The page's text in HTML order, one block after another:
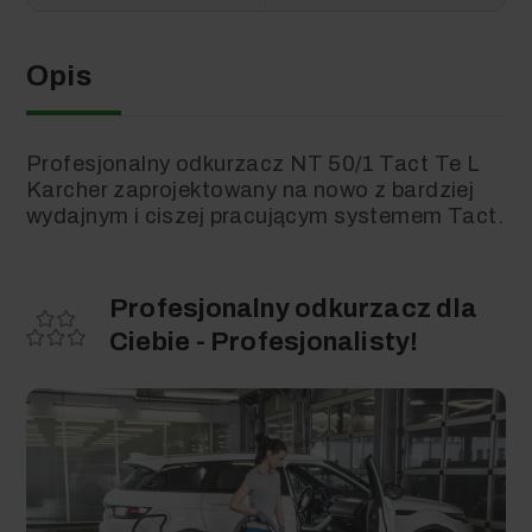
Opis
Profesjonalny odkurzacz NT 50/1 Tact Te L
Karcher zaprojektowany na nowo z bardziej
wydajnym i ciszej pracującym systemem Tact.
Profesjonalny odkurzacz dla
Ciebie - Profesjonalisty!